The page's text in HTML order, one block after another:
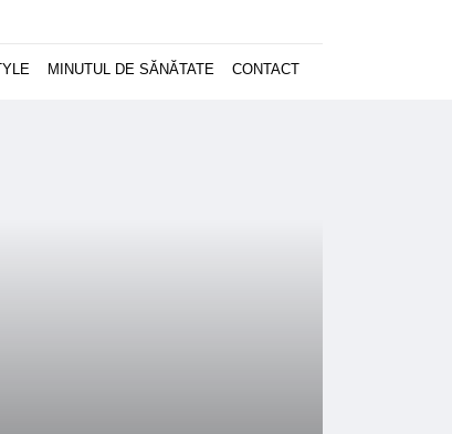
MINUTUL DE SĂNĂTATE CONTACT